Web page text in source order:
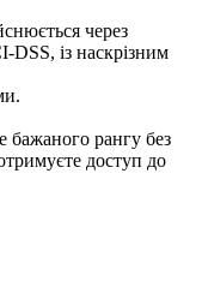
через
DSS, із наскрізним
бажаного рангу без
доступ до